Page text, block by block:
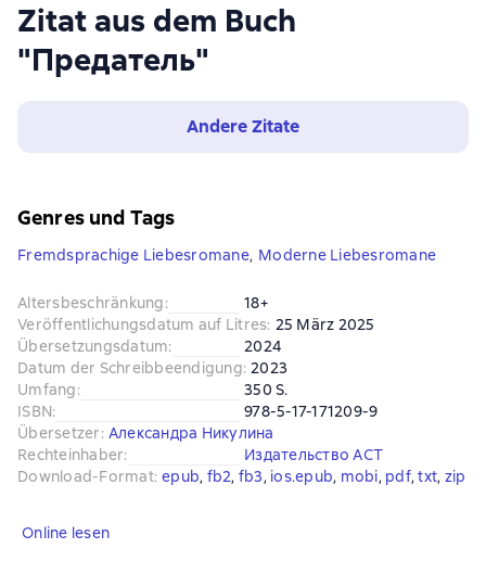
Zitat aus dem Buch
"Предатель"
Andere Zitate
Genres und Tags
Fremdsprachige Liebesromane, Moderne Liebesromane
Altersbeschränkung:
18+
Veröffentlichungsdatum auf Litres: 25 März 2025
Übersetzungsdatum:
2024
Datum der Schreibbeendigung: 2023
Umfang:
350 S.
ISBN:
978-5-17-171209-9
Übersetzer: Александра Никулина
Rechteinhaber:
Издательство АСТ
Download-Format: epub, fb2, fb3, ios.epub, mobi, pdf, txt, zip
Online lesen